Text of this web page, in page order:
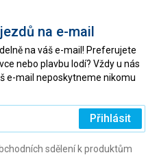
na e-mail
na váš e-mail! Preferujete
nebo plavbu lodí? Vždy u nás
e-mail neposkytneme nikomu
Přihlásit
sdělení k produktům